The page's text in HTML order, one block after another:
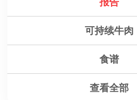
可持续牛肉
食谱
查看全部